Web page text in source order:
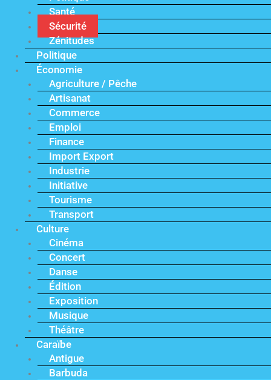
Santé
Sécurité
Zénitudes
Politique
Économie
Agriculture / Pêche
Artisanat
Commerce
Emploi
Finance
Import Export
Industrie
Initiative
Tourisme
Transport
Culture
Cinéma
Concert
Danse
Édition
Exposition
Musique
Théâtre
Caraïbe
Antigue
Barbuda